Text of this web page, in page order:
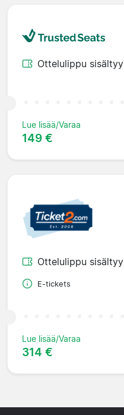
Ottelulippu sisältyy
Lue lisää/Varaa
149 €
Ottelulippu sisältyy
E-tickets
Lue lisää/Varaa
314 €